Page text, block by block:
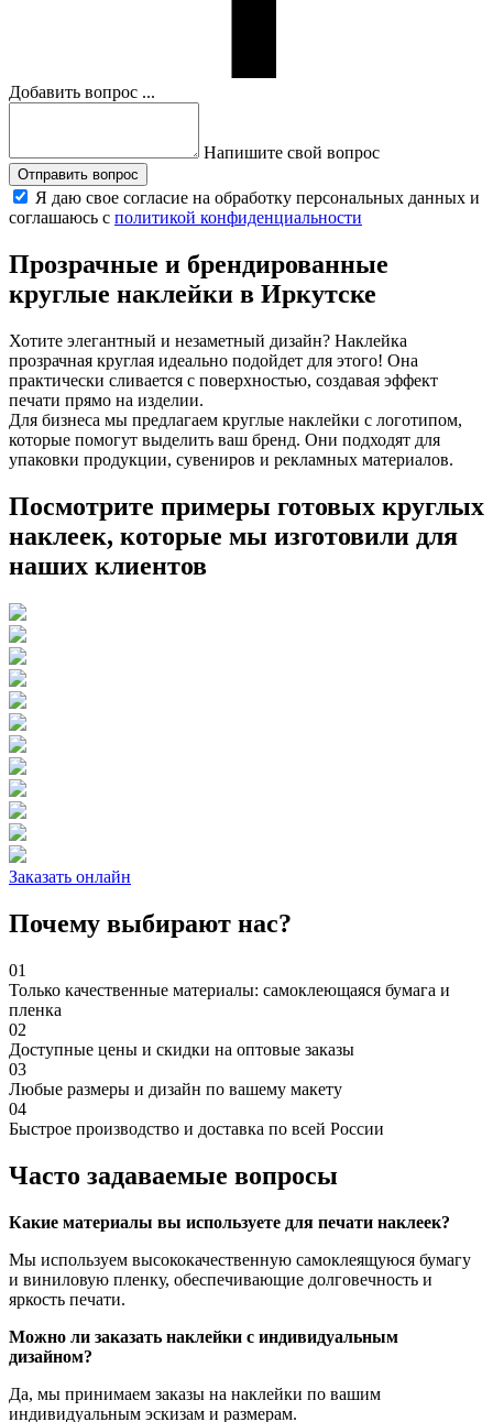
Добавить вопрос ...
Напишите свой вопрос
Отправить вопрос
Я даю свое согласие на обработку персональных данных и
соглашаюсь с политикой конфиденциальности
Прозрачные и брендированные
круглые наклейки в Иркутске
Хотите элегантный и незаметный дизайн? Наклейка
прозрачная круглая идеально подойдет для этого! Она
практически сливается с поверхностью, создавая эффект
печати прямо на изделии.
Для бизнеса мы предлагаем круглые наклейки с логотипом,
которые помогут выделить ваш бренд. Они подходят для
упаковки продукции, сувениров и рекламных материалов.
Посмотрите примеры готовых круглых
наклеек, которые мы изготовили для
наших клиентов
Заказать онлайн
Почему выбирают нас?
01
Только качественные материалы: самоклеющаяся бумага и
пленка
02
Доступные цены и скидки на оптовые заказы
03
Любые размеры и дизайн по вашему макету
04
Быстрое производство и доставка по всей России
Часто задаваемые вопросы
Какие материалы вы используете для печати наклеек?
Мы используем высококачественную самоклеящуюся бумагу
и виниловую пленку, обеспечивающие долговечность и
яркость печати.
Можно ли заказать наклейки с индивидуальным
дизайном?
Да, мы принимаем заказы на наклейки по вашим
индивидуальным эскизам и размерам.